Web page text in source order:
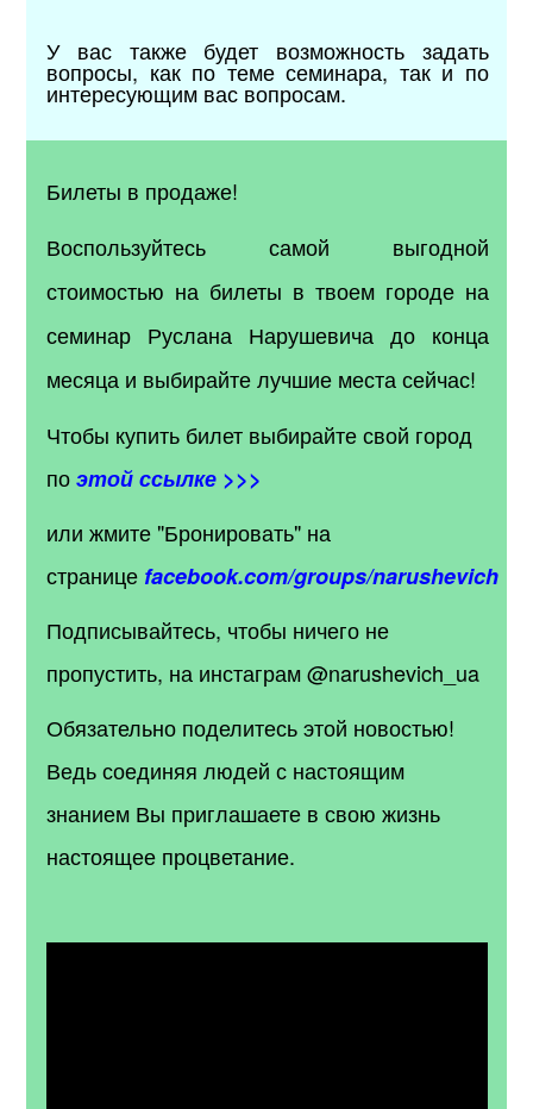
У вас также будет возможность задать
вопросы, как по теме семинара, так и по
интересующим вас вопросам.
Билеты в продаже!
Воспользуйтесь самой выгодной
стоимостью на билеты в твоем городе на
семинар Руслана Нарушевича до конца
месяца и выбирайте лучшие места сейчас!
Чтобы купить билет выбирайте свой город
поэтой ссылке >>>
или жмите "Бронировать" на
странице facebook.com/groups/narushevich
Подписывайтесь, чтобы ничего не
пропустить, на инстаграм @narushevich_ua
Обязательно поделитесь этой новостью!
Ведь соединяя людей с настоящим
знанием Вы приглашаете в свою жизнь
настоящее процветание.